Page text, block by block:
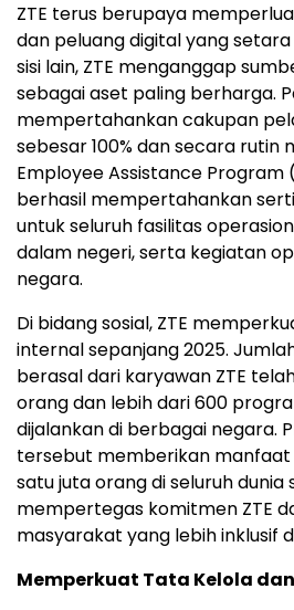
ZTE terus berupaya
dan peluang digital yang setara
sisi lain, ZTE menganggap
sebagai aset paling berharga.
mempertahankan cakupan
sebesar 100% dan secara rutin
Employee Assistance Program
berhasil mempertahankan
untuk seluruh fasilitas
dalam negeri, serta kegiatan
negara.
Di bidang sosial, ZTE
internal sepanjang 2025.
berasal dari karyawan ZTE
orang dan lebih dari 600
dijalankan di berbagai negara.
tersebut memberikan manfaat
satu juta orang di seluruh dunia
mempertegas komitmen ZTE
masyarakat yang lebih inklusif
Memperkuat Tata Kelola